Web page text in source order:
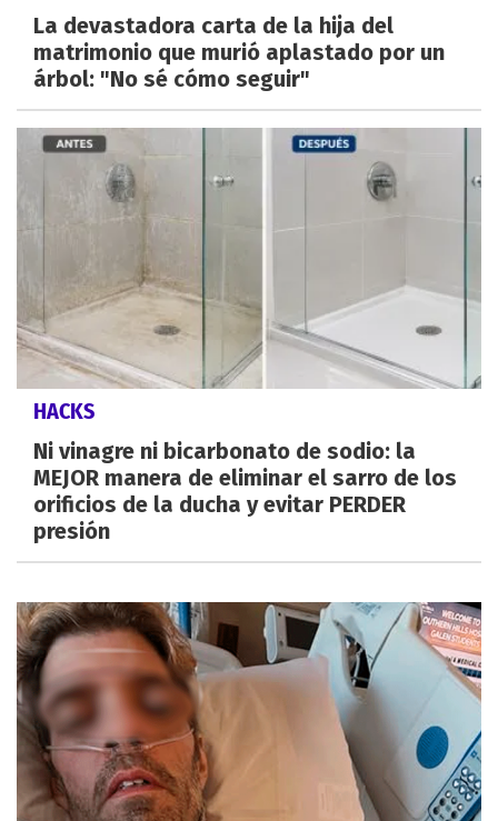
La devastadora carta de la hija del
matrimonio que murió aplastado por un
árbol: "No sé cómo seguir"
HACKS
Ni vinagre ni bicarbonato de sodio: la
MEJOR manera de eliminar el sarro de los
orificios de la ducha y evitar PERDER
presión